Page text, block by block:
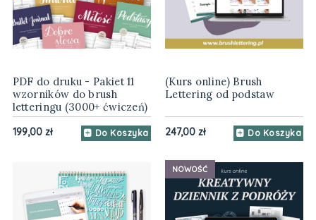
PDF do druku - Pakiet 11
wzorników do brush
letteringu (3000+ ćwiczeń)
199,00 zł Do Koszyka
(Kurs online) Brush
Lettering od podstaw
247,00 zł Do Koszyka
NOWOŚĆ